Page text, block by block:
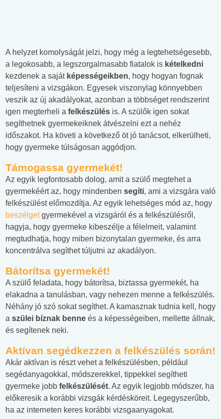
A helyzet komolyságát jelzi, hogy még a legtehetségesebb,
a legokosabb, a legszorgalmasabb fiatalok is kételkedni
kezdenek a saját képességeikben, hogy hogyan fognak
teljesíteni a vizsgákon. Egyesek viszonylag könnyebben
veszik az új akadályokat, azonban a többséget rendszerint
igen megterheli a felkészülés is. A szülők igen sokat
segíthetnek gyermekeiknek átvészelni ezt a nehéz
időszakot. Ha követi a következő öt jó tanácsot, elkerülheti,
hogy gyermeke túlságosan aggódjon.
Támogassa gyermekét!
Az egyik legfontosabb dolog, amit a szülő megtehet a
gyermekéért az, hogy mindenben segíti, ami a vizsgára való
felkészülést előmozdítja. Az egyik lehetséges mód az, hogy
beszélgetgyermekével a vizsgáról és a felkészülésről,
hagyja, hogy gyermeke kibeszélje a félelmeit, valamint
megtudhatja, hogy miben bizonytalan gyermeke, és arra
koncentrálva segíthet túljutni az akadályon.
Bátorítsa gyermekét!
A szülő feladata, hogy bátorítsa, biztassa gyermekét, ha
elakadna a tanulásban, vagy nehezen menne a felkészülés.
Néhány jó szó sokat segíthet. A kamasznak tudnia kell, hogy
a szülei bíznak benne és a képességeiben, mellette állnak,
és segítenek neki.
Aktívan segédkezzen a felkészülés során!
Akár aktívan is részt vehet a felkészülésben, például
segédanyagokkal, módszerekkel, tippekkel segítheti
gyermeke jobb felkészülését. Az egyik legjobb módszer, ha
előkeresik a korábbi vizsgák kérdésköreit. Legegyszerűbb,
ha az interneten keres korábbi vizsgaanyagokat.